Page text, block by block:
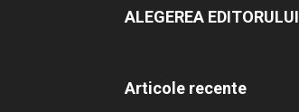
ALEGEREA EDITORULUI
Articole recente